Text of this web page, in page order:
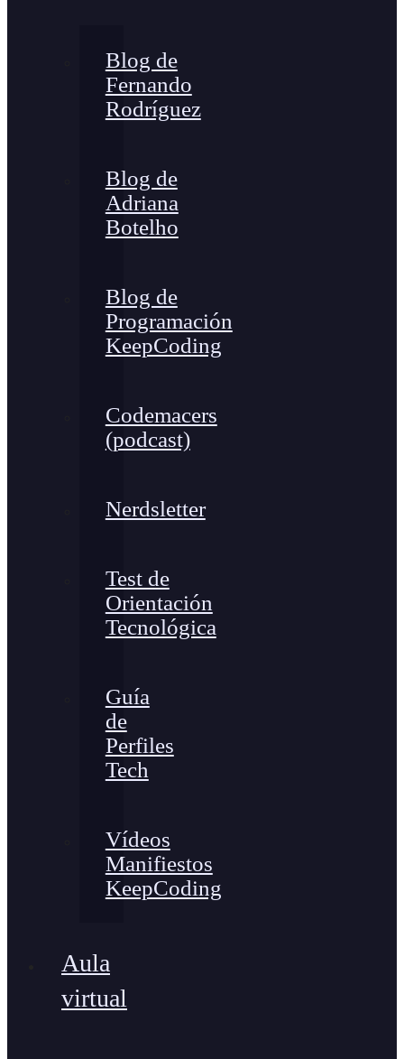
Blog de
Fernando
Rodríguez
Blog de
Adriana
Botelho
Blog de
Programación
KeepCoding
Codemacers
(podcast)
Nerdsletter
Test de
Orientación
Tecnológica
Guía
de
Perfiles
Tech
Vídeos
Manifiestos
KeepCoding
Aula
virtual